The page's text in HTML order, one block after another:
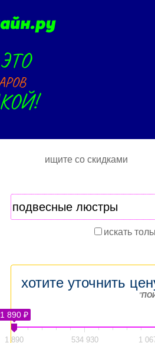
ищите со скидками
искать
хотите уточнить
"
1 890 ₽
1 890 534 930 1